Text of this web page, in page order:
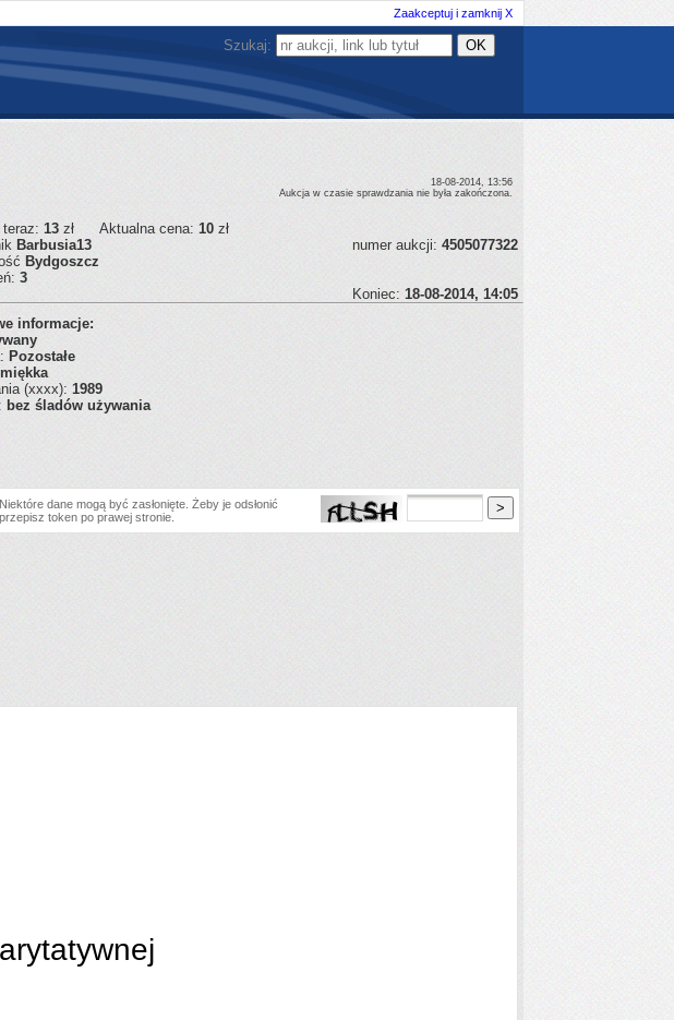
Zaakceptuj i zamknij X
Szukaj:
18-08-2014, 13:56
Aukcja w czasie sprawdzania nie była zakończona.
13 zł Aktualna cena: 10 zł
Barbusia13 numer aukcji: 4505077322
Bydgoszcz
3
Koniec: 18-08-2014, 14:05
informacje:
Pozostałe
miękka
(xxxx): 1989
bez śladów używania
Niektóre dane mogą być zasłonięte. Żeby je odsłonić
przepisz token po prawej stronie.